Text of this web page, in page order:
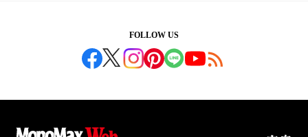
FOLLOW US